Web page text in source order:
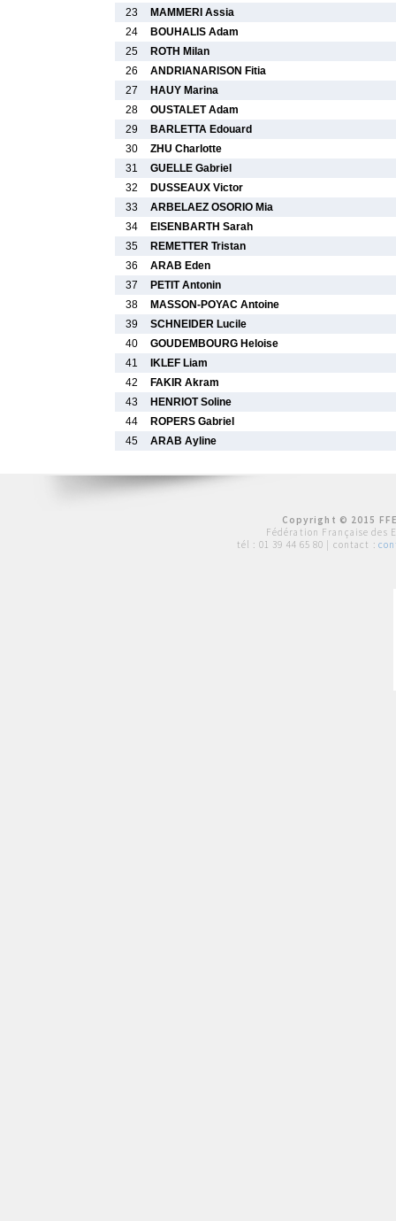
23
MAMMERI Assia
24
BOUHALIS Adam
25
ROTH Milan
26
ANDRIANARISON Fitia
27
HAUY Marina
28
OUSTALET Adam
29
BARLETTA Edouard
30
ZHU Charlotte
31
GUELLE Gabriel
32
DUSSEAUX Victor
33
ARBELAEZ OSORIO Mia
34
EISENBARTH Sarah
35
REMETTER Tristan
36
ARAB Eden
37
PETIT Antonin
38
MASSON-POYAC Antoine
39
SCHNEIDER Lucile
40
GOUDEMBOURG Heloise
41
IKLEF Liam
42
FAKIR Akram
43
HENRIOT Soline
44
ROPERS Gabriel
45
ARAB Ayline
Copyright © 2015
Fédération Française des
tél : 01 39 44 65 80 | contact :